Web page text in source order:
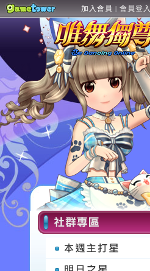
加入會員 | 會員登入